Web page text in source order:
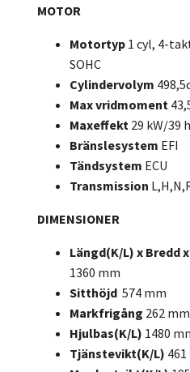
MOTOR
Motortyp 1 cyl, 4-
SOHC
Cylindervolym
Max vridmoment
Maxeffekt 29 kW/39
Bränslesystem EFI
Tändsystem ECU
Transmission
DIMENSIONER
Längd(K/L) x Bredd
1360 mm
Sitthöjd 574 mm
Markfrigång 262 mm
Hjulbas(K/L) 1480
Tjänstevikt(K/L) 461